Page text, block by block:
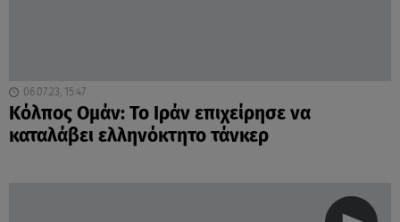
06.07.23, 15:47
Κόλπος Ομάν: Το Ιράν επιχείρησε να
καταλάβει ελληνόκτητο τάνκερ